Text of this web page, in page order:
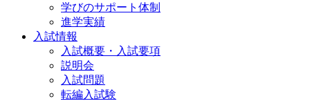
学びのサポート体制
進学実績
入試情報
入試概要・入試要項
説明会
入試問題
転編入試験